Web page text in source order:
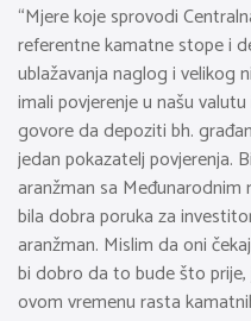
“Mjere koje sprovodi
referentne kamatne stope i
ublažavanja naglog i velikog
imali povjerenje u našu
govore da depoziti bh.
jedan pokazatelj povjerenja.
aranžman sa
bila dobra poruka za
aranžman. Mislim da oni
bi dobro da to bude što
ovom vremenu rasta